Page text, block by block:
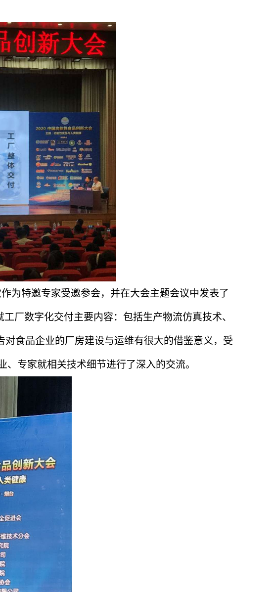
为特邀专家受邀参会，并在大会主题会议中发表了
厂数字化交付主要内容：包括生产物流仿真技术、
食品企业的厂房建设与运维有很大的借鉴意义，受
专家就相关技术细节进行了深入的交流。